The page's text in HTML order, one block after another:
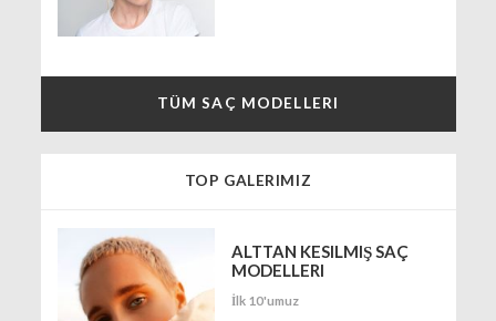
TÜM SAÇ MODELLERI
TOP GALERIMIZ
ALTTAN KESILMIŞ SAÇ
MODELLERI
İlk 10'umuz